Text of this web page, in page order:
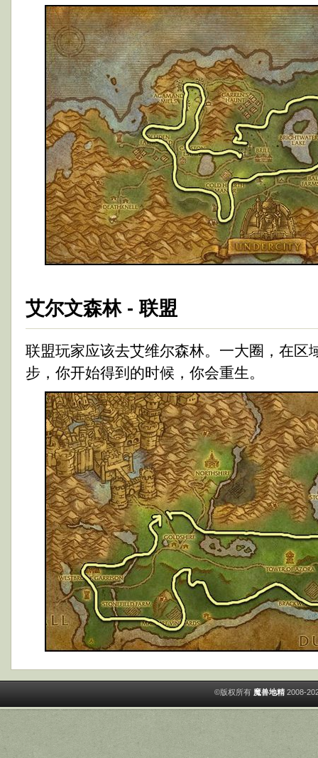
艾尔文森林 - 联盟
联盟玩家应该去艾维尔森林。一大圈，在区
步，你开始得到的时候，你会重生。
©版权所有 魔兽地精 2008-